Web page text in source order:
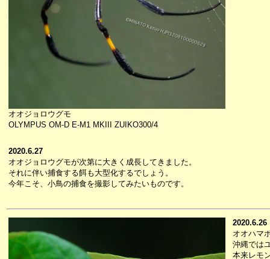
オオジョロウグモ
OLYMPUS OM-D E-M1 MKIII ZUIKO300/4
2020.6.27
オオジョロウグモが次第に大きく成長してきました。
それに伴い捕食する餌も大型化するでしょう。
今年こそ、小鳥の捕食を撮影してみたいものです。
2020.6.26
オオハマ
沖縄では
本来レモ